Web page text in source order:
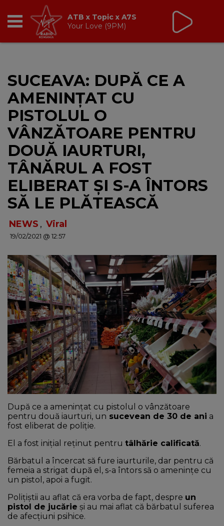
BREAKFAST
TIC TALK
CÂȘTIGĂ
HOT 30
DANCEFLOOR CHART
NEWS
CONTUL MEU
ATB x Topic x A7S
Your Love (9PM)
SUCEAVA: DUPĂ CE A
AMENINȚAT CU
PISTOLUL O
VÂNZĂTOARE PENTRU
DOUĂ IAURTURI,
TÂNĂRUL A FOST
ELIBERAT ȘI S-A ÎNTORS
SĂ LE PLĂTEASCĂ
NEWS , Viral
19/02/2021 @ 12:57
După ce a amenințat cu pistolul o vânzătoare
pentru două iaurturi, un sucevean de 30 de ani a
fost eliberat de poliție.
El a fost inițial reţinut pentru tâlhărie calificată.
Bărbatul a încercat să fure iaurturile, dar pentru că
femeia a strigat după el, s-a întors să o amenințe cu
un pistol, apoi a fugit.
Polițiștii au aflat că era vorba de fapt, despre un
pistol de jucărie și au mai aflat că bărbatul suferea
de afecţiuni psihice.